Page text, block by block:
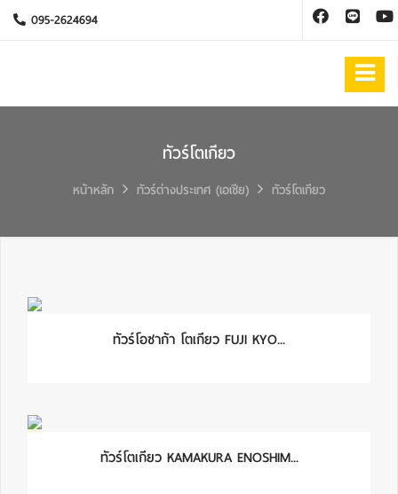
095-2624694
ทัวร์โตเกียว
หน้าหลัก ทัวร์ต่างประเทศ (เอเชีย) ทัวร์โตเกียว
ทัวร์โอซาก้า โตเกียว FUJI KYO...
ทัวร์โตเกียว KAMAKURA ENOSHIM...